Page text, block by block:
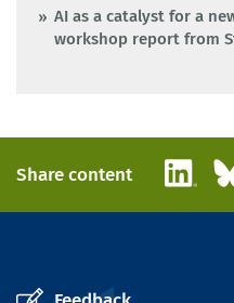
AI as a catalyst for a
workshop report from
Share content